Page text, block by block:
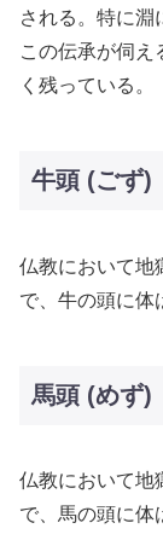
される。特に淵
この伝承が伺え
く残っている。
牛頭 (ごず)
仏教において地
で、牛の頭に体
馬頭 (めず)
仏教において地
で、馬の頭に体